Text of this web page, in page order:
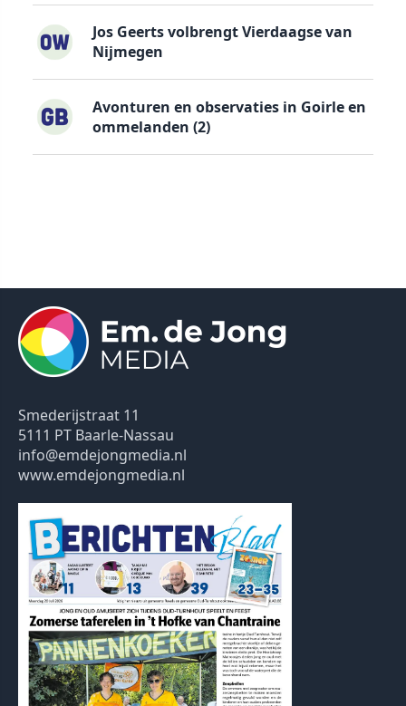
Jos Geerts volbrengt Vierdaagse van
Nijmegen
Avonturen en observaties in Goirle en
ommelanden (2)
Smederijstraat 11
5111 PT Baarle-Nassau
info@emdejongmedia.nl
www.emdejongmedia.nl